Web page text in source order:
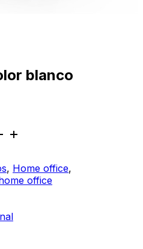
blanco
, Home office,
office